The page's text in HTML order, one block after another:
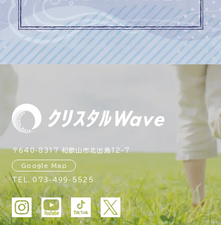
〒640-8317 和歌山市北出島12-7
Google Map
TEL.073-499-5525